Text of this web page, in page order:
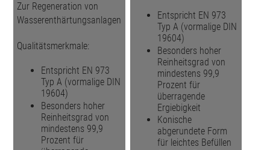
Zur Regeneration von
Wasserenthärtungsanlagen
Qualitätsmerkmale:
Entspricht EN 973
Typ A (vormalige DIN
19604)
Besonders hoher
Reinheitsgrad von
mindestens 99,9
Prozent für
Entspricht EN 973
Typ A (vormalige DIN
19604)
Besonders hoher
Reinheitsgrad von
mindestens 99,9
Prozent für
überragende
Ergiebigkeit
Konische
abgerundete Form
für leichtes Befüllen